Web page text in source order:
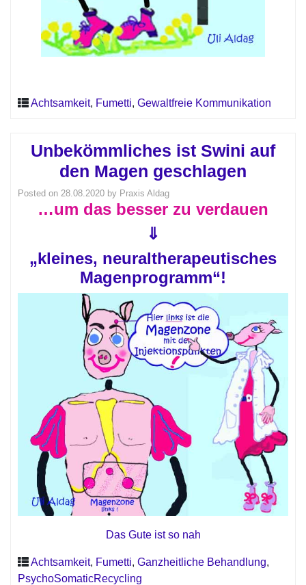
Achtsamkeit, Fumetti, Gewaltfreie Kommunikation
Unbekömmliches ist Swini auf
den Magen geschlagen
Posted on 28.08.2020 by Praxis Aldag
…um das besser zu verdauen
⇓
„kleines, neuraltherapeutisches
Magenprogramm“!
Das Gute ist so nah
Achtsamkeit, Fumetti, Ganzheitliche Behandlung,
PsychoSomaticRecycling